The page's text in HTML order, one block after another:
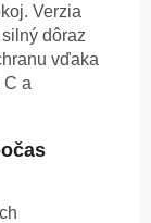
Verzia
dôraz
vďaka
C a